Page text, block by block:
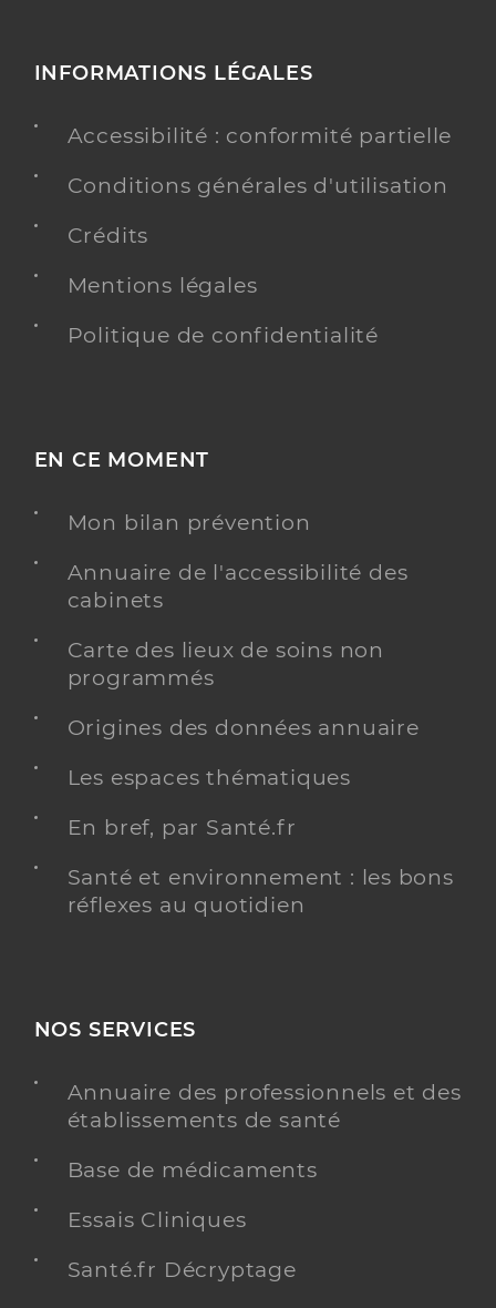
INFORMATIONS LÉGALES
Accessibilité : conformité partielle
Conditions générales d'utilisation
Crédits
Mentions légales
Politique de confidentialité
EN CE MOMENT
Mon bilan prévention
Annuaire de l'accessibilité des
cabinets
Carte des lieux de soins non
programmés
Origines des données annuaire
Les espaces thématiques
En bref, par Santé.fr
Santé et environnement : les bons
réflexes au quotidien
NOS SERVICES
Annuaire des professionnels et des
établissements de santé
Base de médicaments
Essais Cliniques
Santé.fr Décryptage